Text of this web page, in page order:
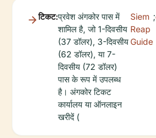
टिकट:प्रवेश अंगकोर पास में
शामिल है, जो 1-दिवसीय
(37 डॉलर), 3-दिवसीय
(62 डॉलर), या 7-
दिवसीय (72 डॉलर)
पास के रूप में उपलब्ध
है। अंगकोर टिकट
कार्यालय या ऑनलाइन
खरीदें (
Siem
Reap
Guide
;